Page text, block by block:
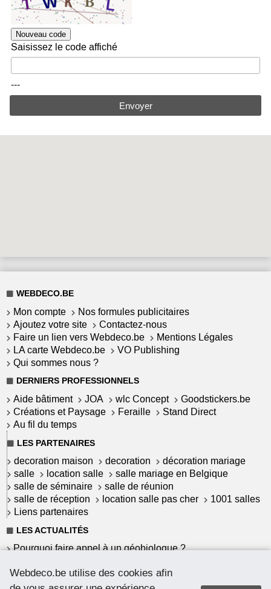
Nouveau code
Saisissez le code affiché
---
Envoyer
Webdeco.be utilise des cookies afin
WEBDECO.BE
Mon compte
Nos formules publicitaires
Ajoutez votre site
Contactez-nous
Faire un lien vers Webdeco.be
Mentions Légales
LA carte Webdeco.be
VO Publishing
Qui sommes nous ?
DERNIERS PROFESSIONNELS
Aide bâtiment JOA wlc Concept
Goodstickers.be
Créations et Paysage
Feraille
Stand Direct
Au fil du temps
LES PARTENAIRES
decoration maison decoration
décoration mariage
salle
location salle
salle mariage en Belgique
salle de séminaire
salle de réunion
salle de réception
location salle pas cher
1001 salles
Liens partenaires
LES ACTUALITÉS
Pourquoi faire appel à un géobiologue ?
rendement ?